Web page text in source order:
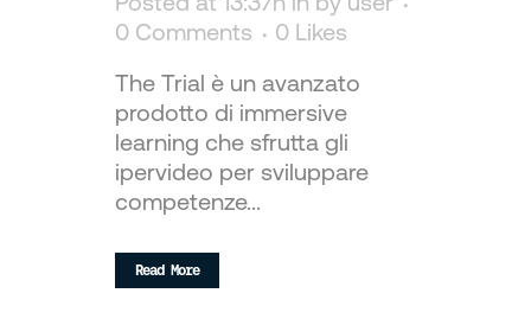
0 Comments
0 Likes
The Trial è un avanzato
prodotto di immersive
learning che sfrutta gli
ipervideo per sviluppare
competenze...
Read More